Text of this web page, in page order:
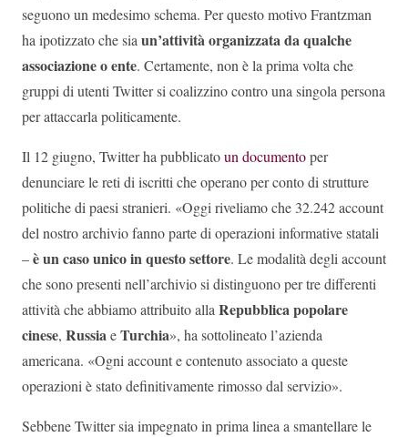
seguono un medesimo schema. Per questo motivo Frantzman
ha ipotizzato che siaun’attività organizzata da qualche
associazione o ente. Certamente, non è la prima volta che
gruppi di utenti Twitter si coalizzino contro una singola persona
per attaccarla politicamente.
Il 12 giugno, Twitter ha pubblicatoun documentoper
denunciare le reti di iscritti che operano per conto di strutture
politiche di paesi stranieri. «Oggi riveliamo che 32.242 account
del nostro archivio fanno parte di operazioni informative statali
–è un caso unico in questo settore. Le modalità degli account
che sono presenti nell’archivio si distinguono per tre differenti
attività che abbiamo attribuito allaRepubblica popolare
cinese, RussiaeTurchia», ha sottolineato l’azienda
americana. «Ogni account e contenuto associato a queste
operazioni è stato definitivamente rimosso dal servizio».
Sebbene Twitter sia impegnato in prima linea a smantellare le